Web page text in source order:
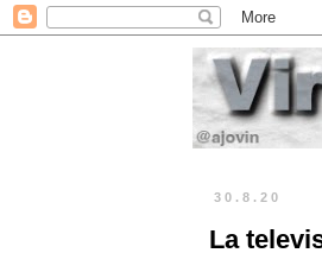
30.8.20
La